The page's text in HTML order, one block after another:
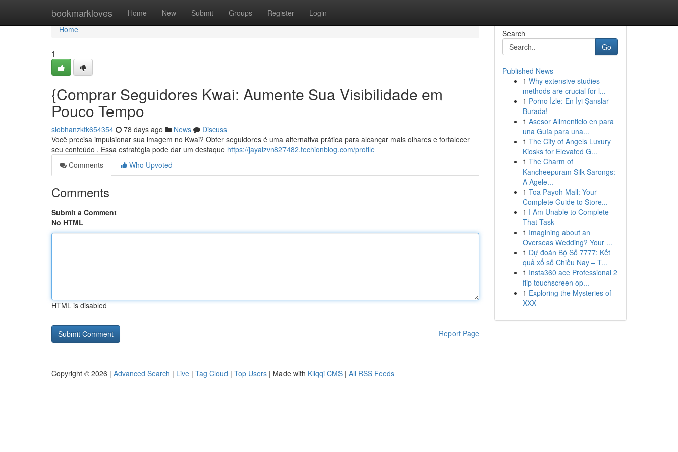
bookmarkloves Home New Submit Groups Register Login
Home
Home
1
{Comprar Seguidores Kwai: Aumente Sua Visibilidade em
Pouco Tempo
siobhanzktk654354 78 days ago News
Discuss
Você precisa impulsionar sua imagem no Kwai? Obter seguidores é uma alternativa prática para alcançar mais olhares e fortalecer
seu conteúdo . Essa estratégia pode dar um destaque https://jayaizvn827482.techionblog.com/profile
Comments
Who Upvoted
Comments
Submit a Comment
No HTML
HTML is disabled
Report Page
Search
Go
Published News
1 Why extensive studies
methods are crucial for l...
1 Porno İzle: En İyi Şanslar
Burada!
1 Asesor Alimenticio en para
una Guía para una...
1 The City of Angels Luxury
Kiosks for Elevated G...
1 The Charm of
Kancheepuram Silk Sarongs:
A Agele...
1 Toa Payoh Mall: Your
Complete Guide to Store...
1 I Am Unable to Complete
That Task
1 Imagining about an
Overseas Wedding? Your ...
1 Dự đoán Bộ Số 7777: Kết
quả xổ số Chiều Nay – T...
1 Insta360 ace Professional 2
flip touchscreen op...
1 Exploring the Mysteries of
XXX
Copyright © 2026 | Advanced Search | Live | Tag Cloud | Top Users | Made with Kliqqi CMS | All RSS Feeds